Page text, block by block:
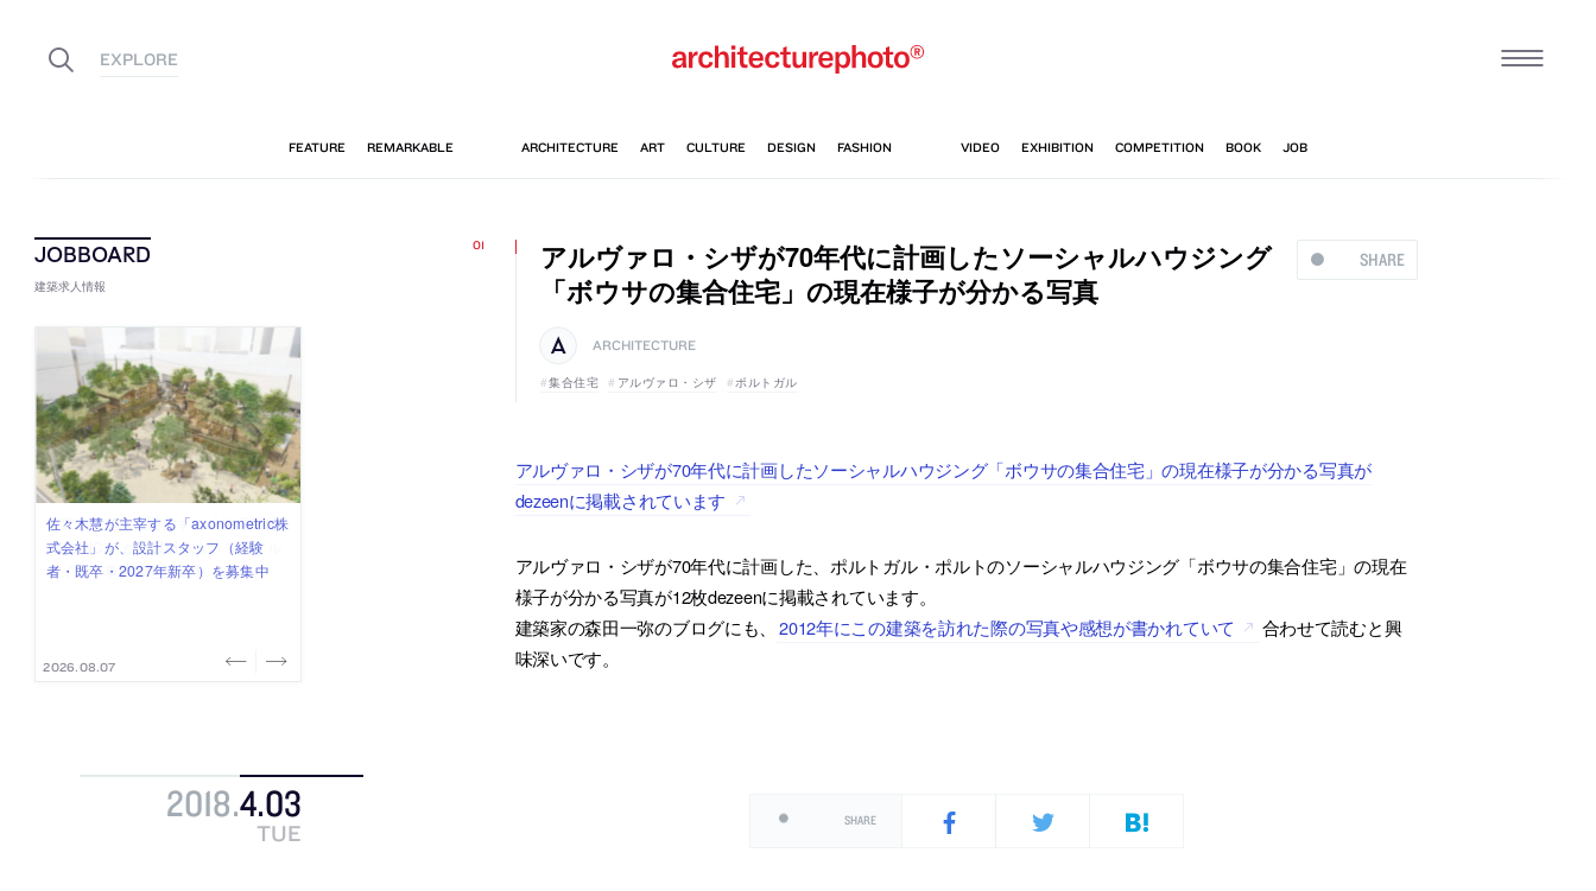
建築求人情報
佐々木慧が主宰する「axonometric株
式会社」が、設計スタッフ（経験
者・既卒・2027年新卒）を募集中
2026.08.07
古民家を軸に全国で“価値循環の仕組
み”を作り、リモートワーク主体の働
き方を実践する「株式会社つぎと」
2026.08.03
リノベる株式会社が、設計パートナ
ー (業務委託) を募集中
2026.08.03
社会への影響力のある建築を手掛
け、スタッフ同士で助け合う環境づ
くりも行う「E.A.S.T.architects」
2026.07.31
代官山を拠点に活動する「梅澤竜也 /
ALA INC.」が、設計スタッフ・アル
バイト・事務職を募集中
2026.07.30
2018.4.03
TUE
SHARE
アルヴァロ・シザが70年代に計画したソーシャルハウジング
「ボウサの集合住宅」の現在様子が分かる写真
ARCHITECTURE
集合住宅 アルヴァロ・シザ ポルトガル
アルヴァロ・シザが70年代に計画したソーシャルハウジング「ボウサの集合住宅」の現在様子が分かる写真が
dezeenに掲載されています
アルヴァロ・シザが70年代に計画した、ポルトガル・ポルトのソーシャルハウジング「ボウサの集合住宅」の現在
様子が分かる写真が12枚dezeenに掲載されています。
建築家の森田一弥のブログにも、 2012年にこの建築を訪れた際の写真や感想が書かれていて
合わせて読むと興
味深いです。
SHARE